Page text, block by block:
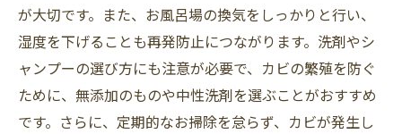
が大切です。また、お風呂場の換気をしっかりと行い、
湿度を下げることも再発防止につながります。洗剤やシ
ャンプーの選び方にも注意が必要で、カビの繁殖を防ぐ
ために、無添加のものや中性洗剤を選ぶことがおすすめ
です。さらに、定期的なお掃除を怠らず、カビが発生し